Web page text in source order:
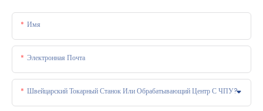
Имя
Электронная Почта
Швейцарский Токарный Станок Или Обрабатывающий Центр С ЧПУ?